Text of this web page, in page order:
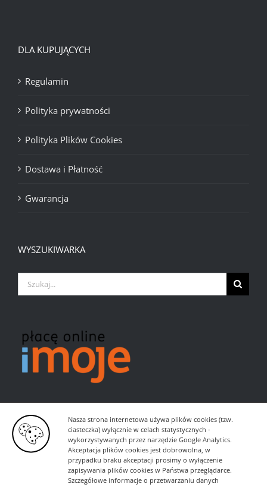
Nasza strona internetowa używa plików cookies (tzw.
ciasteczka) wyłącznie w celach statystycznych -
wykorzystywanych przez narzędzie Google Analytics.
Akceptacja plików cookies jest dobrowolna, w
przypadku braku akceptacji prosimy o wyłączenie
zapisywania plików cookies w Państwa przeglądarce.
Szczegółowe informacje o przetwarzaniu danych
DLA KUPUJĄCYCH
Regulamin
Polityka prywatności
Polityka Plików Cookies
Dostawa i Płatność
Gwarancja
WYSZUKIWARKA
Szukaj